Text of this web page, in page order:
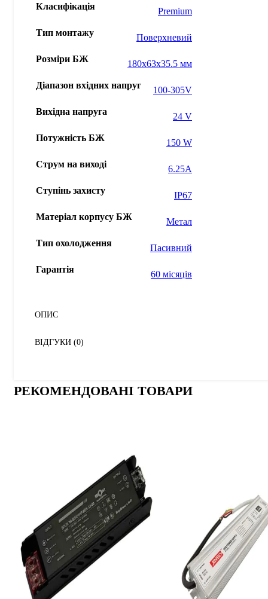
Класифікація Premium
Тип монтажу Поверхневий
Розміри БЖ 180x63x35.5 мм
Діапазон вхідних напруг 100-305V
Вихідна напруга 24 V
Потужність БЖ 150 W
Струм на виході 6.25А
Ступінь захисту IP67
Матеріал корпусу БЖ Метал
Тип охолодження Пасивний
Гарантія 60 місяців
ОПИС
ВІДГУКИ (0)
РЕКОМЕНДОВАНІ ТОВАРИ